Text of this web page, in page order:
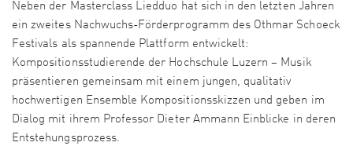
Neben der Masterclass Liedduo hat sich in den letzten Jahren
ein zweites Nachwuchs-Förderprogramm des Othmar Schoeck
Festivals als spannende Plattform entwickelt:
Kompositionsstudierende der Hochschule Luzern – Musik
präsentieren gemeinsam mit einem jungen, qualitativ
hochwertigen Ensemble Kompositionsskizzen und geben im
Dialog mit ihrem Professor Dieter Ammann Einblicke in deren
Entstehungsprozess.